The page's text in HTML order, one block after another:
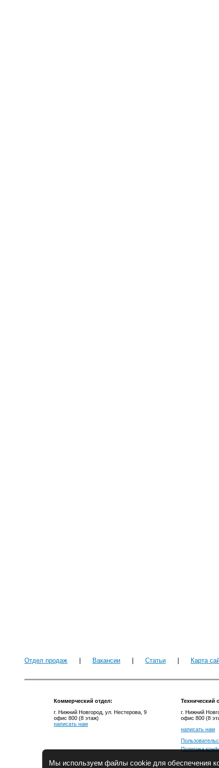
Отдел продаж Вакансии Статьи Карта
Коммерческий отдел:
г. Нижний Новгород, ул. Нестерова, 9
офис 800 (8 этаж)
написать нам
Технический
г. Нижний
офис 800 (8
написать нам
Политика
Мы используем файлы cookie для обеспечения